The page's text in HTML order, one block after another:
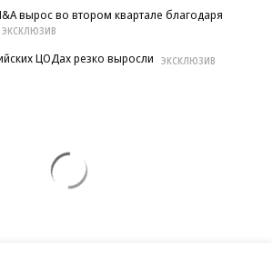
вырос во втором квартале благодаря
ЭКСКЛЮЗИВ
ЦОДах резко выросли ЭКСКЛЮЗИВ